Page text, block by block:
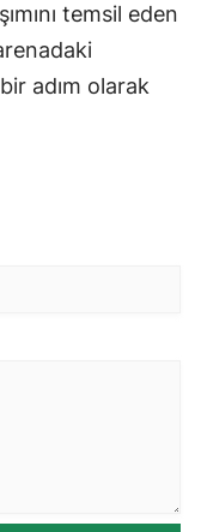
temsil eden
adım olarak